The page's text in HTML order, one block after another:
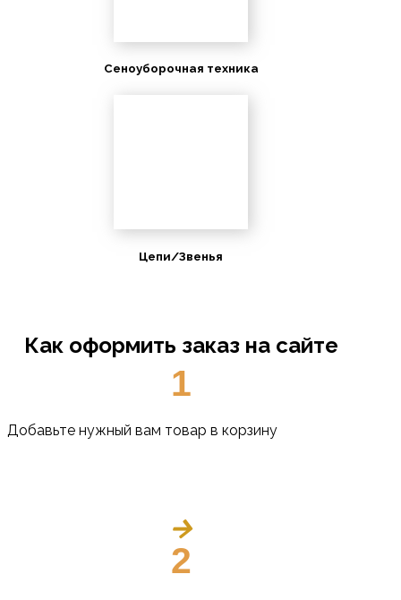
Сеноуборочная техника
Цепи/Звенья
Как оформить заказ на сайте
1
Добавьте нужный вам товар в корзину
2